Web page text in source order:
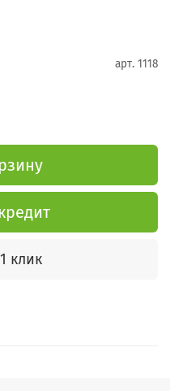
арт. 1118
клик